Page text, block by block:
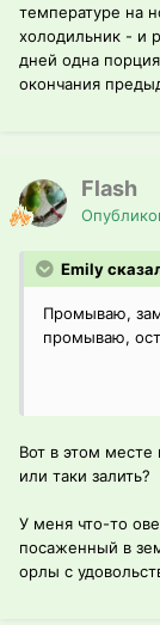
температуре на
холодильник - и
дней одна
окончания
Flash
Emily
Промываю,
промываю,
Вот в этом месте
или таки залить?
У меня что-то
посаженный в
орлы с